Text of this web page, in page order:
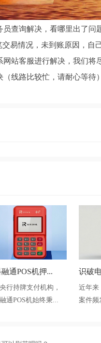
查询解决，看哪里出了问
易情况，未到账原因，自
站客服进行解决，我们将
线路比较忙，请耐心等待）
通POS机押...
行持牌支付机构，
通POS机始终秉...
识破
近年来
案件频